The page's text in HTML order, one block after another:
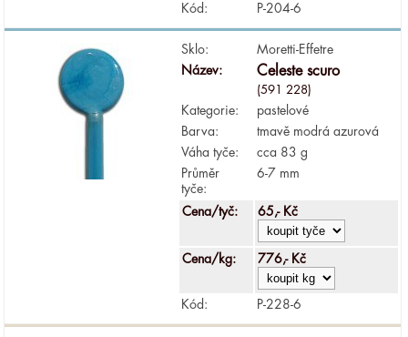
Kód: P-204-6
Sklo:
Moretti-Effetre
Název:
Celeste scuro
(591 228)
Kategorie:
pastelové
Barva:
tmavě modrá azurová
Váha tyče:
cca 83 g
Průměr
tyče:
6-7 mm
Cena/tyč: 65,- Kč
Cena/kg: 776,- Kč
Kód: P-228-6